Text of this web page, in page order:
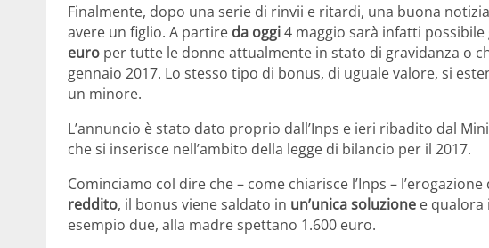
Finalmente, dopo una serie di rinvii e ritardi, una buona
avere un figlio. A partire da oggi4 maggio sarà infatti possibile
euro per tutte le donne attualmente in stato di gravidanza o
gennaio 2017. Lo stesso tipo di bonus, di uguale valore, si
un minore.
L’annuncio è stato dato proprio dall’Inps e ieri ribadito dal
che si inserisce nell’ambito della legge di bilancio per il 2017.
Cominciamo col dire che – come chiarisce l’Inps –
reddito, il bonus viene saldato in un’unica soluzione e qualora
esempio due, alla madre spettano 1.600 euro.